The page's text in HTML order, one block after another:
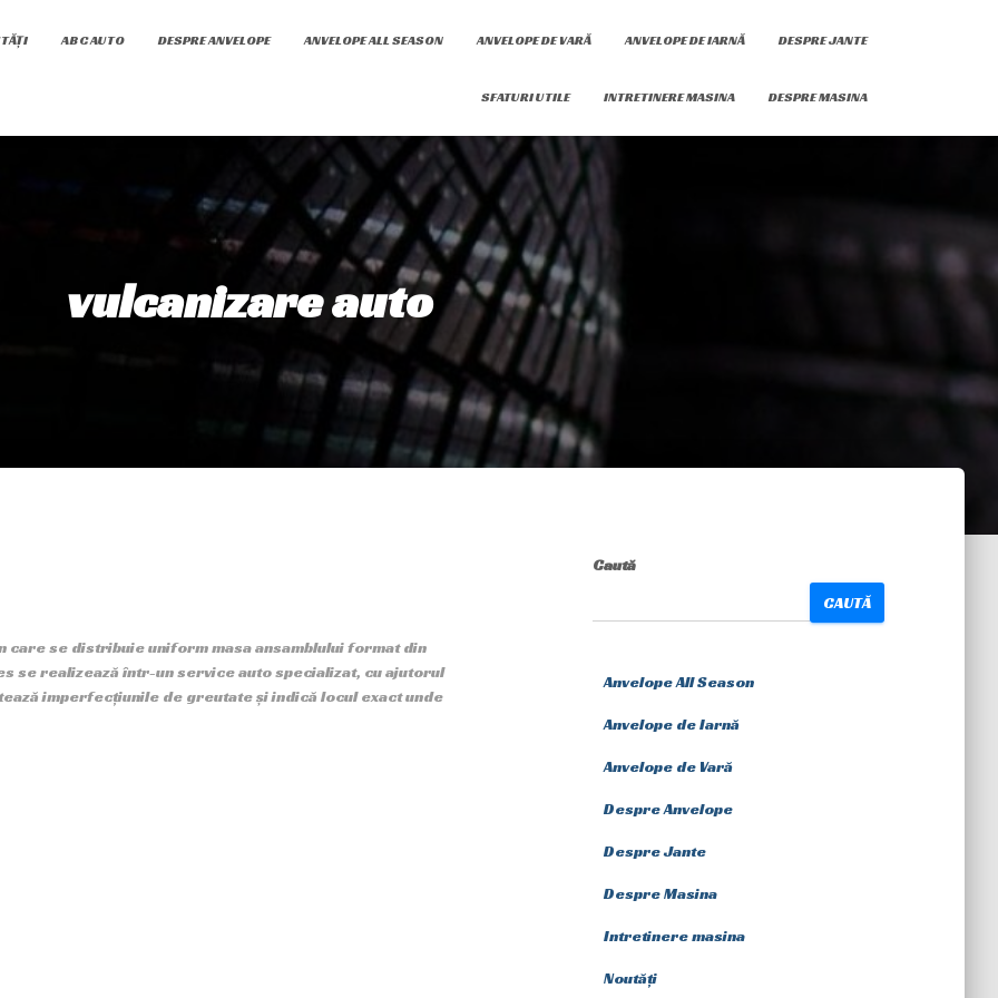
ABC AUTO DESPRE ANVELOPE ANVELOPE ALL SEASON ANVELOPE DE VARĂ ANVELOPE DE IARNĂ DESPRE JANTE
SFATURI UTILE INTRETINERE MASINA DESPRE MASINA
vulcanizare auto
se distribuie uniform masa ansamblului format din
se realizează într-un service auto specializat, cu ajutorul
imperfecțiunile de greutate și indică locul exact unde
Caută
CAUTĂ
Anvelope All Season
Anvelope de Iarnă
Anvelope de Vară
Despre Anvelope
Despre Jante
Despre Masina
Intretinere masina
Noutăți